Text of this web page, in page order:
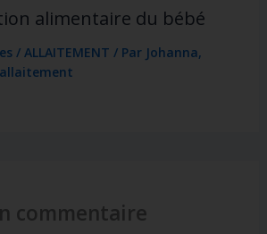
alimentaire du bébé
/ ALLAITEMENT / Par Johanna,
commentaire